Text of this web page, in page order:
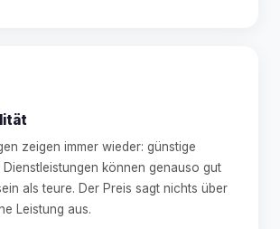
zeigen immer wieder: günstige
Dienstleistungen können genauso gut
als teure. Der Preis sagt nichts über
Leistung aus.